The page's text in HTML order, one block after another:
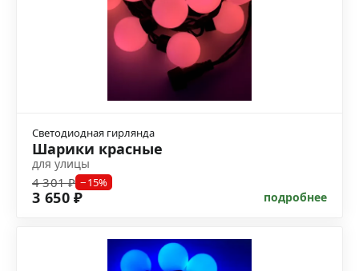
Светодиодная гирлянда
Шарики красные
для улицы
4 301 ₽ −15%
3 650 ₽ подробнее